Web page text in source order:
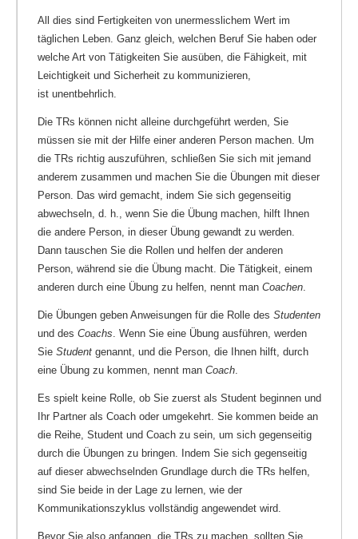
All dies sind Fertigkeiten von unermesslichem Wert im
täglichen Leben. Ganz gleich, welchen Beruf Sie haben oder
welche Art von Tätigkeiten Sie ausüben, die Fähigkeit, mit
Leichtigkeit und Sicherheit zu kommunizieren,
ist unentbehrlich.
Die TRs können nicht alleine durchgeführt werden, Sie
müssen sie mit der Hilfe einer anderen Person machen. Um
die TRs richtig auszuführen, schließen Sie sich mit jemand
anderem zusammen und machen Sie die Übungen mit dieser
Person. Das wird gemacht, indem Sie sich gegenseitig
abwechseln, d. h., wenn Sie die Übung machen, hilft Ihnen
die andere Person, in dieser Übung gewandt zu werden.
Dann tauschen Sie die Rollen und helfen der anderen
Person, während sie die Übung macht. Die Tätigkeit, einem
anderen durch eine Übung zu helfen, nennt man Coachen.
Die Übungen geben Anweisungen für die Rolle des Studenten
und des Coachs . Wenn Sie eine Übung ausführen, werden
Sie Student genannt, und die Person, die Ihnen hilft, durch
eine Übung zu kommen, nennt man Coach
Es spielt keine Rolle, ob Sie zuerst als Student beginnen und
Ihr Partner als Coach oder umgekehrt. Sie kommen beide an
die Reihe, Student und Coach zu sein, um sich gegenseitig
durch die Übungen zu bringen. Indem Sie sich gegenseitig
auf dieser abwechselnden Grundlage durch die TRs helfen,
sind Sie beide in der Lage zu lernen, wie der
Kommunikationszyklus vollständig angewendet wird.
Bevor Sie also anfangen, die TRs zu machen, sollten Sie